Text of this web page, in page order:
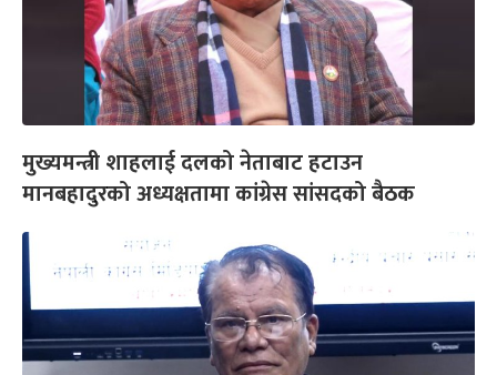
मुख्यमन्त्री शाहलाई दलको नेताबाट हटाउन
मानबहादुरको अध्यक्षतामा कांग्रेस सांसदको बैठक